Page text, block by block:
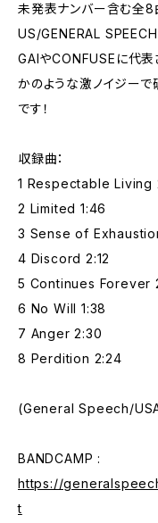
未発表ナンバー含む全8
US/GENERAL SPEECH
GAIやCONFUSEに代表
かのような激ノイジー
です！
収録曲：
1 Respectable Living
2 Limited 1:46
3 Sense of
4 Discord 2:12
5 Continues Forever
6 No Will 1:38
7 Anger 2:30
8 Perdition 2:24
(General Speech/
BANDCAMP :
https://
t